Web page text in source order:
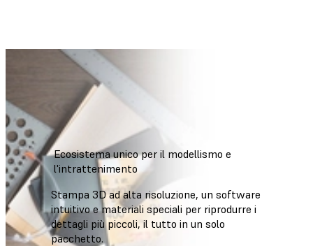
Ecosistema unico per il modellismo e
l'intrattenimento
Stampa 3D ad alta risoluzione, un software
intuitivo e materiali speciali per riprodurre i
dettagli più piccoli, il tutto in un solo
pacchetto.